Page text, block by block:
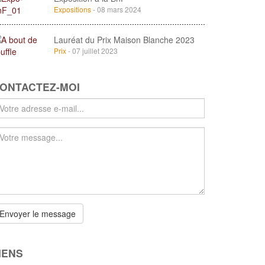
Expositions- 08 mars 2024
Lauréat du Prix Maison Blanche 2023
Prix- 07 juillet 2023
MOI
Envoyer le message